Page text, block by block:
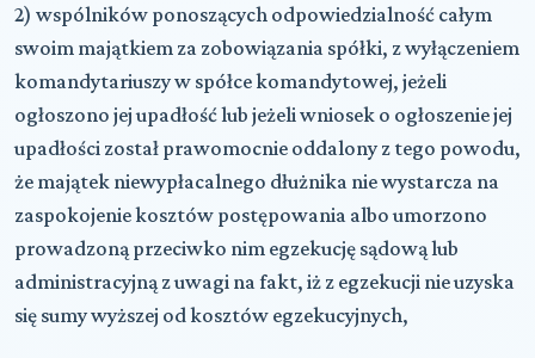
2) wspólników ponoszących odpowiedzialność całym
swoim majątkiem za zobowiązania spółki, z wyłączeniem
komandytariuszy w spółce komandytowej, jeżeli
ogłoszono jej upadłość lub jeżeli wniosek o ogłoszenie jej
upadłości został prawomocnie oddalony z tego powodu,
że majątek niewypłacalnego dłużnika nie wystarcza na
zaspokojenie kosztów postępowania albo umorzono
prowadzoną przeciwko nim egzekucję sądową lub
administracyjną z uwagi na fakt, iż z egzekucji nie uzyska
się sumy wyższej od kosztów egzekucyjnych,